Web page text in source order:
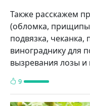
Также расскажем
(обломка,
подвязка,
винограднику для
вызревания лозы и
9